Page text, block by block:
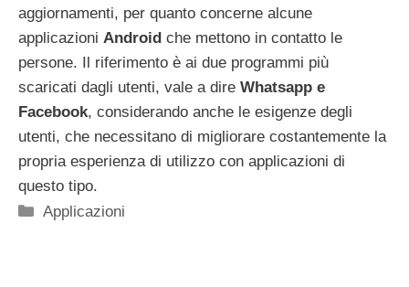
aggiornamenti, per quanto concerne alcune
applicazioni Android che mettono in contatto le
persone. Il riferimento è ai due programmi più
scaricati dagli utenti, vale a dire Whatsapp e
Facebook, considerando anche le esigenze degli
utenti, che necessitano di migliorare costantemente la
propria esperienza di utilizzo con applicazioni di
questo tipo.
Categorie
Applicazioni